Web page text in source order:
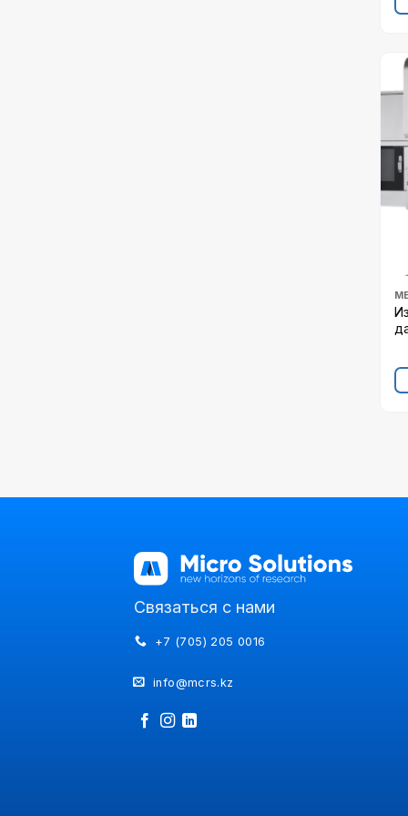
Связаться с нами
+7 (705) 205 0016
info@mcrs.kz